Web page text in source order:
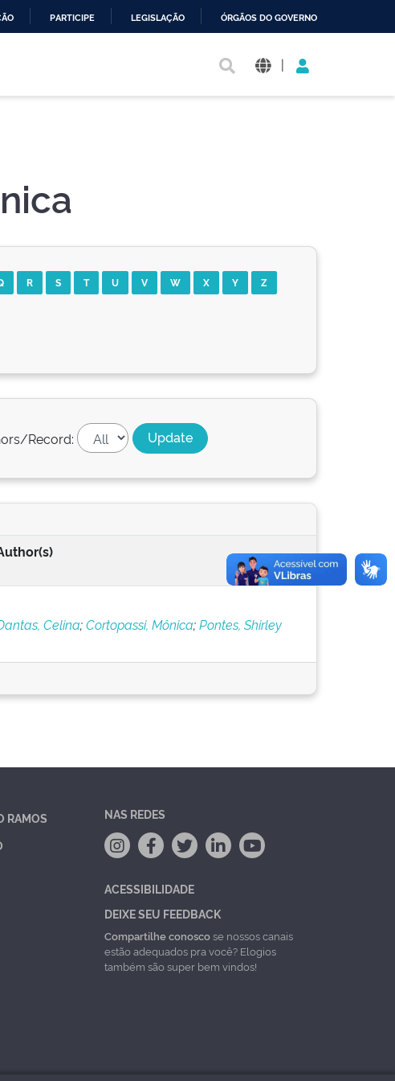
PARTICIPE LEGISLAÇÃO ÓRGÃOS DO GOVERNO
|
R S T U V W X Y Z
Record:
Celina;Cortopassi, Mônica;Pontes, Shirley
RAMOS
NAS REDES
ACESSIBILIDADE
DEIXE SEU FEEDBACK
Compartilhe conosco se nossos canais
estão adequados pra você? Elogios
também são super bem vindos!